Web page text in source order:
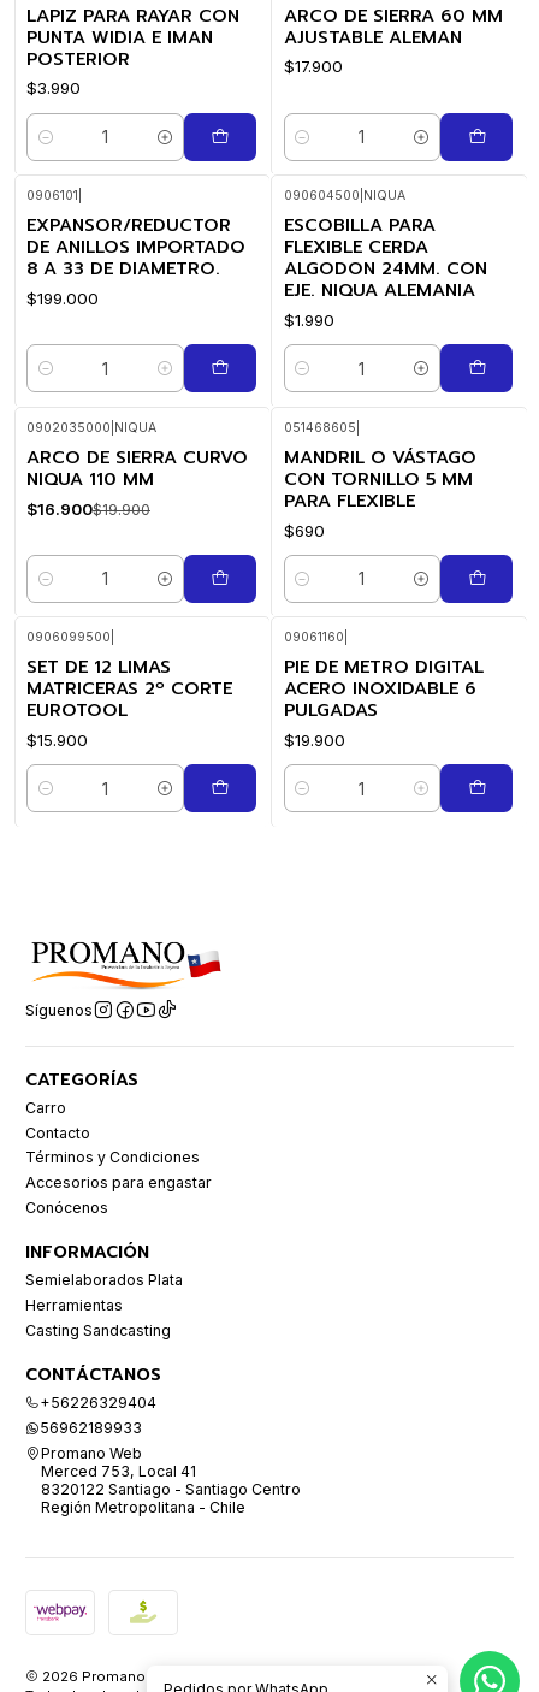
LAPIZ PARA RAYAR CON
PUNTA WIDIA E IMAN
POSTERIOR
$3.990
Cantidad
ARCO DE SIERRA 60 MM
AJUSTABLE ALEMAN
$17.900
Cantidad
0906101
EXPANSOR/REDUCTOR
DE ANILLOS IMPORTADO
8 A 33 DE DIAMETRO.
$199.000
Cantidad
090604500 NIQUA
ESCOBILLA PARA
FLEXIBLE CERDA
ALGODON 24MM. CON
EJE. NIQUA ALEMANIA
$1.990
Cantidad
-15%
OFF
0902035000 NIQUA
ARCO DE SIERRA CURVO
NIQUA 110 MM
$16.900$19.900
Cantidad
051468605
MANDRIL O VÁSTAGO
CON TORNILLO 5 MM
PARA FLEXIBLE
$690
Cantidad
0906099500
SET DE 12 LIMAS
MATRICERAS 2º CORTE
EUROTOOL
$15.900
Cantidad
09061160
PIE DE METRO DIGITAL
ACERO INOXIDABLE 6
PULGADAS
$19.900
Cantidad
Síguenos
CATEGORÍAS
Carro
Contacto
Términos y Condiciones
Accesorios para engastar
Conócenos
INFORMACIÓN
Semielaborados Plata
Herramientas
Casting Sandcasting
CONTÁCTANOS
+56226329404
56962189933
Promano Web
Merced 753, Local 41
8320122 Santiago - Santiago Centro
Región Metropolitana - Chile
2026 Promano.
Pedidos por WhatsApp